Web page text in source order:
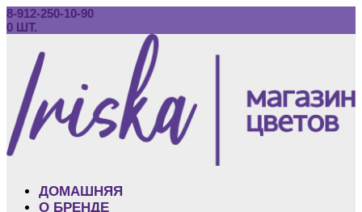
8-912-250-10-90
0 ШТ.
ДОМАШНЯЯ
O БРЕНДЕ